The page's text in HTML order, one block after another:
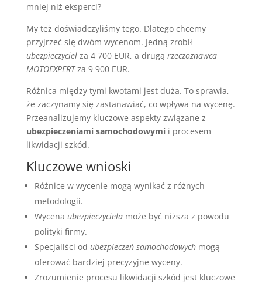
mniej niż eksperci?
My też doświadczyliśmy tego. Dlatego chcemy
przyjrzeć się dwóm wycenom. Jedną zrobił
ubezpieczycielza 4 700 EUR, a drugą rzeczoznawca
MOTOEXPERTza 9 900 EUR.
Różnica między tymi kwotami jest duża. To sprawia,
że zaczynamy się zastanawiać, co wpływa na wycenę.
Przeanalizujemy kluczowe aspekty związane z
ubezpieczeniami samochodowymii procesem
likwidacji szkód.
Kluczowe wnioski
Różnice w wycenie mogą wynikać z różnych
metodologii.
Wycena ubezpieczycielamoże być niższa z powodu
polityki firmy.
Specjaliści od ubezpieczeń samochodowychmogą
oferować bardziej precyzyjne wyceny.
Zrozumienie procesu likwidacji szkód jest kluczowe